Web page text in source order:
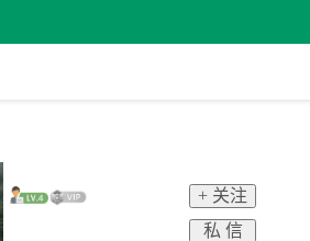
+ 关注
私 信